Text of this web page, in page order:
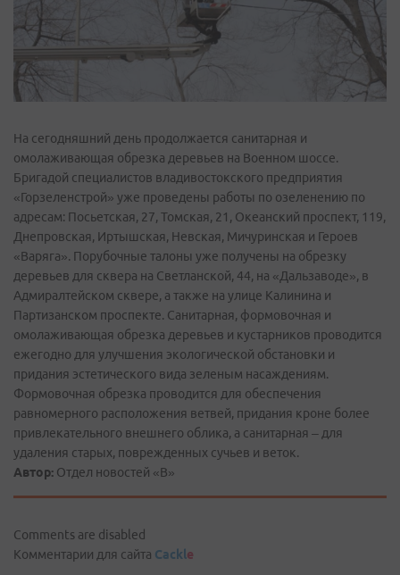
На сегодняшний день продолжается санитарная и
омолаживающая обрезка деревьев на Военном шоссе.
Бригадой специалистов владивостокского предприятия
«Горзеленстрой» уже проведены работы по озеленению по
адресам: Посьетская, 27, Томская, 21, Океанский проспект, 119,
Днепровская, Иртышская, Невская, Мичуринская и Героев
«Варяга». Порубочные талоны уже получены на обрезку
деревьев для сквера на Светланской, 44, на «Дальзаводе», в
Адмиралтейском сквере, а также на улице Калинина и
Партизанском проспекте. Санитарная, формовочная и
омолаживающая обрезка деревьев и кустарников проводится
ежегодно для улучшения экологической обстановки и
придания эстетического вида зеленым насаждениям.
Формовочная обрезка проводится для обеспечения
равномерного расположения ветвей, придания кроне более
привлекательного внешнего облика, а санитарная – для
удаления старых, поврежденных сучьев и веток.
Автор: Отдел новостей «В»
Comments are disabled
Комментарии для сайта Cackle